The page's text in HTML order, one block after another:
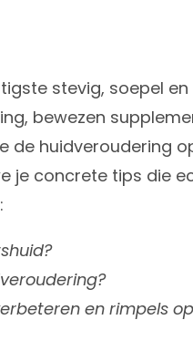
stevig, soepel
bewezen
de huidveroudering
je concrete tips die
en rimpels